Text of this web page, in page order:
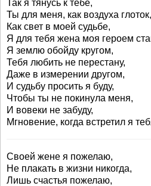
Так я тянусь к тебе,
Ты для меня, как воздуха глоток,
Как свет в моей судьбе,
Я для тебя жена моя героем
Я землю обойду кругом,
Тебя любить не перестану,
Даже в измерении другом,
И судьбу просить я буду,
Чтобы ты не покинула меня,
И вовеки не забуду,
Мгновение, когда встретил я
Своей жене я пожелаю,
Не плакать в жизни никогда,
Лишь счастья пожелаю,